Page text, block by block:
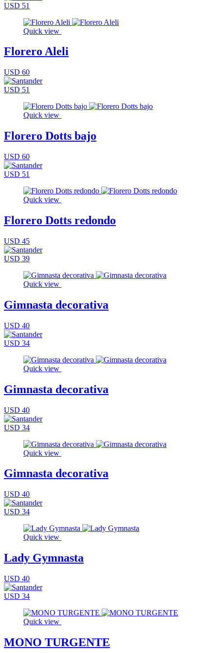
USD 51
Quick view
Florero Aleli
USD 60
USD 51
Quick view
Florero Dotts bajo
USD 60
USD 51
Quick view
Florero Dotts redondo
USD 45
USD 39
Quick view
Gimnasta decorativa
USD 40
USD 34
Quick view
Gimnasta decorativa
USD 40
USD 34
Quick view
Gimnasta decorativa
USD 40
USD 34
Quick view
Lady Gymnasta
USD 40
USD 34
Quick view
MONO TURGENTE